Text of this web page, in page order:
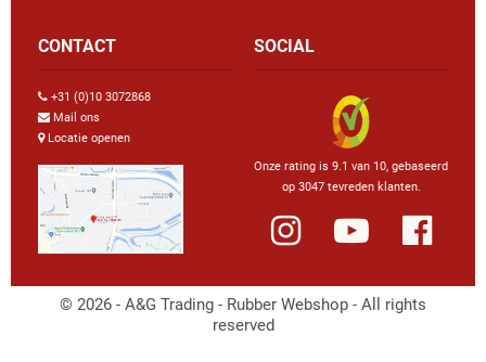
CONTACT
+31 (0)10 3072868
Mail ons
Locatie openen
SOCIAL
Onze rating is 9.1 van 10, gebaseerd
op 3047 tevreden klanten.
© 2026 - A&G Trading - Rubber Webshop - All rights
reserved